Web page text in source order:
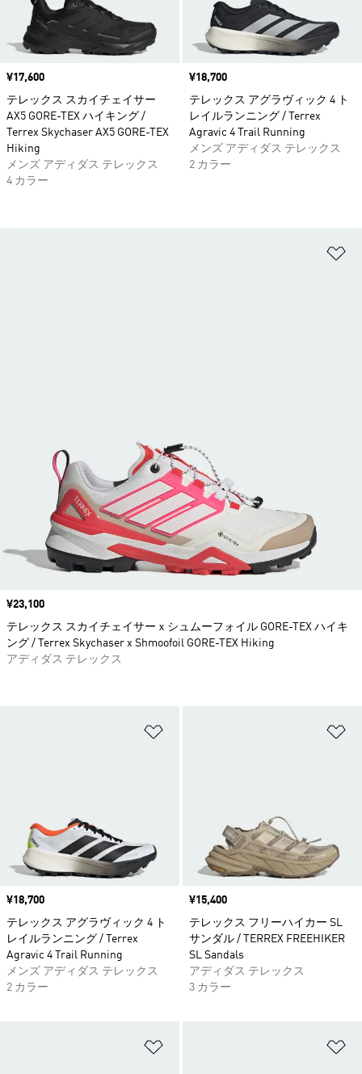
価格
¥17,600
テレックス スカイチェイサー
AX5 GORE-TEX ハイキング /
Terrex Skychaser AX5 GORE-TEX
Hiking
メンズ アディダス テレックス
4 カラー
価格
¥18,700
テレックス アグラヴィック 4 ト
レイルランニング / Terrex
Agravic 4 Trail Running
メンズ アディダス テレックス
2 カラー
価格
¥18,700
テレックス アグラヴィック 4 ト
レイルランニング / Terrex
Agravic 4 Trail Running
メンズ アディダス テレックス
2 カラー
価格
¥15,400
テレックス フリーハイカー SL
サンダル / TERREX FREEHIKER
SL Sandals
アディダス テレックス
3 カラー
価格
¥23,100
テレックス スカイチェイサーｘシュムーフォイル GORE-TEX ハイキ
ング / Terrex Skychaser x Shmoofoil GORE-TEX Hiking
アディダス テレックス